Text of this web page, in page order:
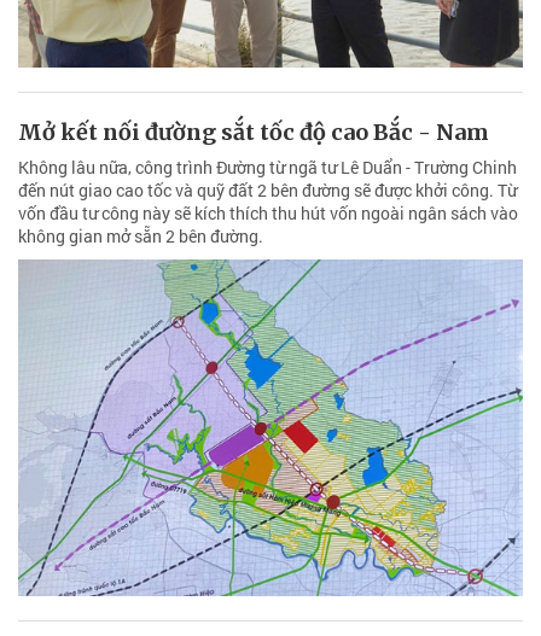
Mở kết nối đường sắt tốc độ cao Bắc - Nam
Không lâu nữa, công trình Đường từ ngã tư Lê Duẩn - Trường Chinh
đến nút giao cao tốc và quỹ đất 2 bên đường sẽ được khởi công. Từ
vốn đầu tư công này sẽ kích thích thu hút vốn ngoài ngân sách vào
không gian mở sẵn 2 bên đường.